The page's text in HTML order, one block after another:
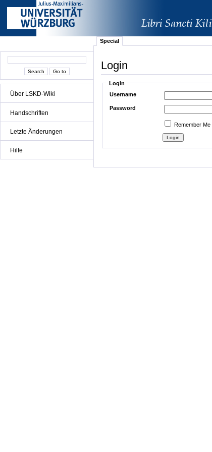
Über LSKD-Wiki
Handschriften
Letzte Änderungen
Hilfe
Special
Login
Login
Username
Password
Remember Me